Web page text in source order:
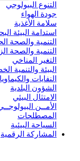
التنوع البيولوجي
جودة الهواء
سلامة الأغذية
استدامة البيئة
التنمية والصحة
التنمية والصحة
التغير المناخي
البيئة والتنمية
النفايات
الشؤون البلدية
الامتثال البيئي
الأمــن
المصطلحات
السياحة البيئية
المشاركة الرقمية